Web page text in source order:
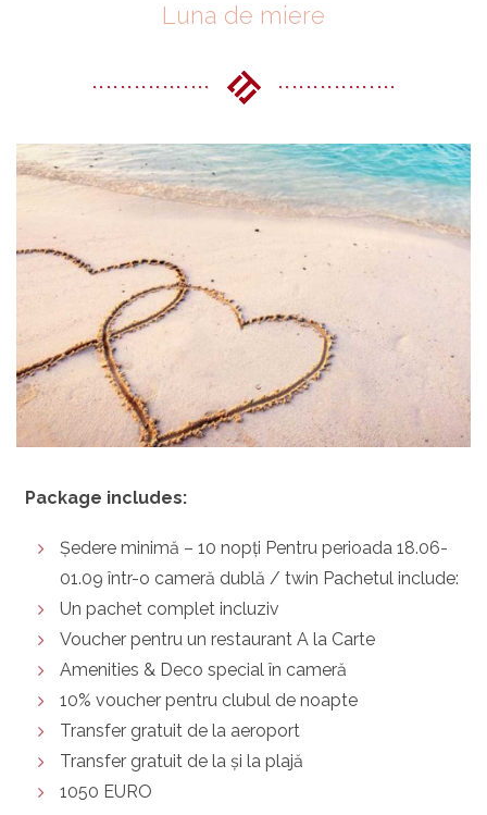
Luna de miere
Package includes:
Ședere minimă – 10 nopți Pentru perioada 18.06-
01.09 într-o cameră dublă / twin Pachetul include:
Un pachet complet incluziv
Voucher pentru un restaurant A la Carte
Amenities & Deco special în cameră
10% voucher pentru clubul de noapte
Transfer gratuit de la aeroport
Transfer gratuit de la și la plajă
1050 EURO